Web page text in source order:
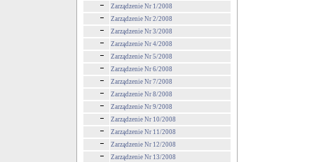
Zarządzenie Nr 1/2008
Zarządzenie Nr 2/2008
Zarządzenie Nr 3/2008
Zarządzenie Nr 4/2008
Zarządzenie Nr 5/2008
Zarządzenie Nr 6/2008
Zarządzenie Nr 7/2008
Zarządzenie Nr 8/2008
Zarządzenie Nr 9/2008
Zarządzenie Nr 10/2008
Zarządzenie Nr 11/2008
Zarządzenie Nr 12/2008
Zarządzenie Nr 13/2008